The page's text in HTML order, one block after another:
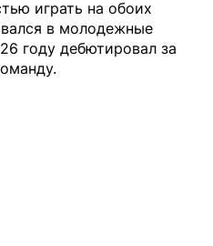
играть на обоих
в молодежные
году дебютировал за